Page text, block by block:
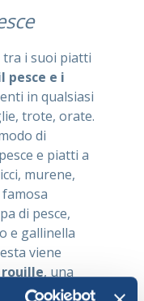
tra i suoi piatti
pesce e i
in qualsiasi
trote, orate.
di
e piatti a
murene,
di pesce,
e gallinella
viene
rouille, una
d’oliva,